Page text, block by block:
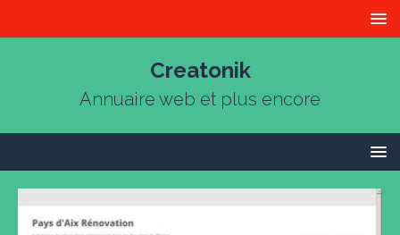
Creatonik
Annuaire web et plus encore